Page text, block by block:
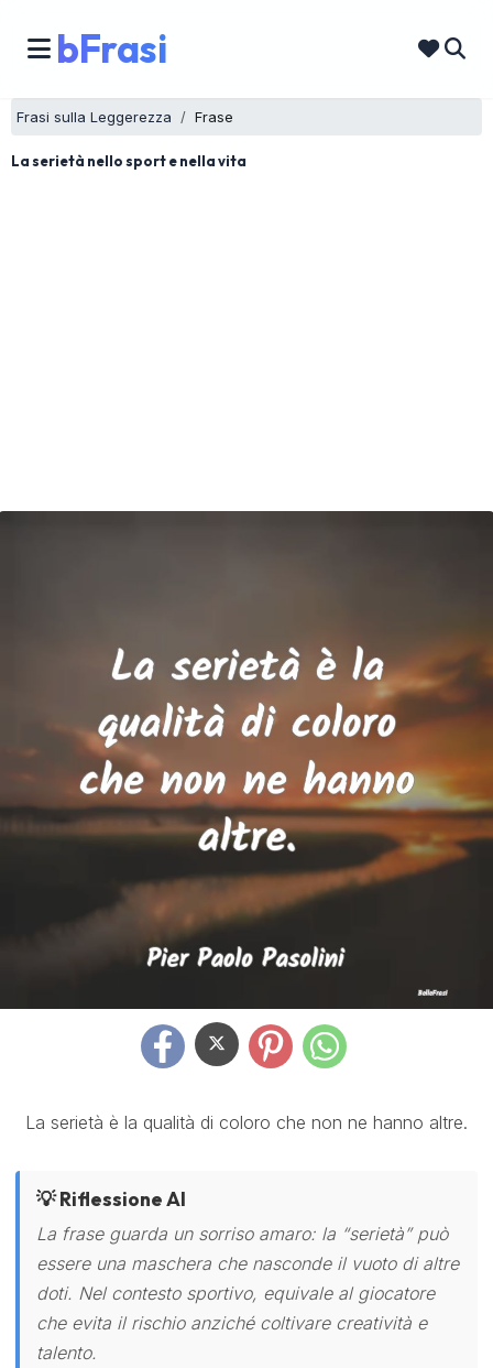
bFrasi
Frasi sulla Leggerezza Frase
La serietà nello sport e nella vita
La serietà è la qualità di coloro che non ne hanno altre.
💡 Riflessione AI
La frase guarda un sorriso amaro: la “serietà” può
essere una maschera che nasconde il vuoto di altre
doti. Nel contesto sportivo, equivale al giocatore
che evita il rischio anziché coltivare creatività e
talento.